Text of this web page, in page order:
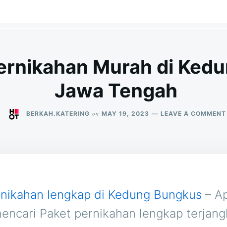
Murah di
Jawa Tengah
BERKAH.KATERING on MAY 19, 2023 LEAVE A COMMENT
lengkap di Kedung Bungkus –
Paket pernikahan lengkap